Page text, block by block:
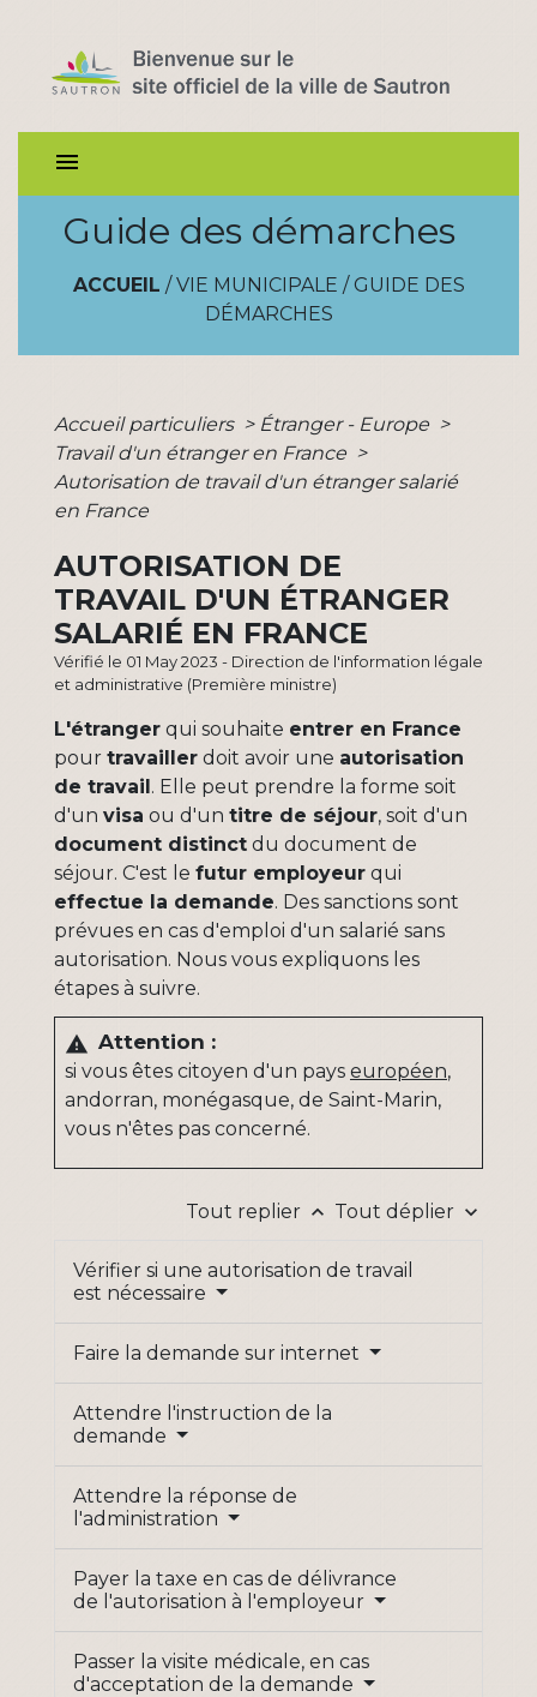
menu
Guide des démarches
ACCUEIL / VIE MUNICIPALE / GUIDE DES
DÉMARCHES
Accueil particuliers > Étranger - Europe >
Travail d'un étranger en France >
Autorisation de travail d'un étranger salarié
en France
AUTORISATION DE
TRAVAIL D'UN ÉTRANGER
SALARIÉ EN FRANCE
Vérifié le 01 May 2023 - Direction de l'information légale
et administrative (Première ministre)
L'étranger qui souhaite entrer en France
pour travailler doit avoir une autorisation
de travail . Elle peut prendre la forme soit
d'un visa ou d'un titre de séjour, soit d'un
document distinct du document de
séjour. C'est le futur employeur qui
effectue la demande. Des sanctions sont
prévues en cas d'emploi d'un salarié sans
autorisation. Nous vous expliquons les
étapes à suivre.
warning Attention :
si vous êtes citoyen d'un pays européen,
andorran, monégasque, de Saint-Marin,
vous n'êtes pas concerné.
Tout replier keyboard_arrow_up Tout déplier keyboard_arrow_down
Vérifier si une autorisation de travail
est nécessaire
Faire la demande sur internet
Attendre l'instruction de la
demande
Attendre la réponse de
l'administration
Payer la taxe en cas de délivrance
de l'autorisation à l'employeur
Passer la visite médicale, en cas
d'acceptation de la demande